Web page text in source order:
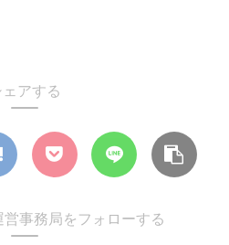
ェアする
事務局をフォローする